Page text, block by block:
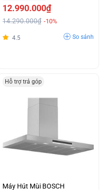
12.990.000₫
14.290.000₫ -10%
4.5 So sánh
Hỗ trợ trả góp
Máy Hút Mùi BOSCH